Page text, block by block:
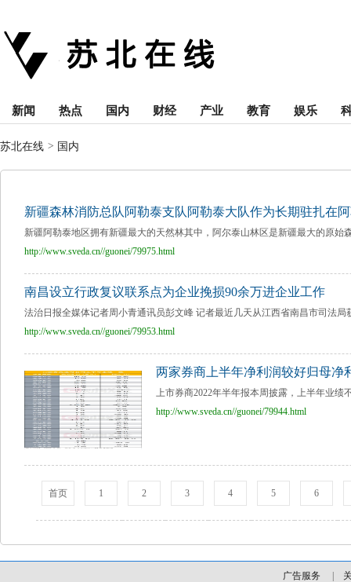
新闻 热点 国内 财经 产业 教育 娱乐
苏北在线 > 国内
新疆森林消防总队阿勒泰支队阿勒泰大队作为长期驻扎在
新疆阿勒泰地区拥有新疆最大的天然林其中，阿尔泰山林区是新疆最大的原
http://www.sveda.cn//guonei/79975.html
南昌设立行政复议联系点为企业挽损90余万进企业工作
法治日报全媒体记者周小青通讯员彭文峰 记者最近几天从江西省南昌市司法
http://www.sveda.cn//guonei/79953.html
两家券商上半年净利润较好归母净
上市券商2022年半年报本周披露，上半年业绩
http://www.sveda.cn//guonei/79944.html
首页 1 2 3 4 5 6
广告服务